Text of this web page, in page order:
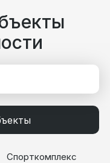
Спорткомплекс